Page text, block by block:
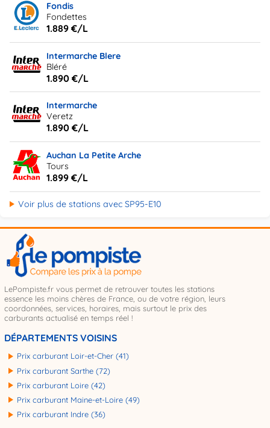
Fondis
Fondettes
1.889 €/L
Intermarche Blere
Bléré
1.890 €/L
Intermarche
Veretz
1.890 €/L
Auchan La Petite Arche
Tours
1.899 €/L
Voir plus de stations avec SP95-E10
LePompiste.fr vous permet de retrouver toutes les stations
essence les moins chères de France, ou de votre région, leurs
coordonnées, services, horaires, mais surtout le prix des
carburants actualisé en temps réel !
DÉPARTEMENTS VOISINS
Prix carburant Loir-et-Cher (41)
Prix carburant Sarthe (72)
Prix carburant Loire (42)
Prix carburant Maine-et-Loire (49)
Prix carburant Indre (36)